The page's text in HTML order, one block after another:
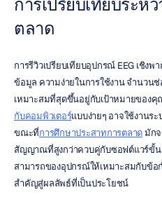
การเปรียบเทียบระห
ตลาด
การรีวิวเปรียบเทียบอุปกรณ์ EEG เชิ
ข้อมูล ความง่ายในการใช้งาน จำนวน
เหมาะสมที่สุดขึ้นอยู่กับเป้าหมายของคุ
กับคอมพิวเตอร์แบบง่ายๆ อาจใช้งาน
ขณะที่การศึกษาประสาทการตลาด มัก
สัญญาณที่สูงกว่าควบคู่กับซอฟต์แวร์ขั้น
สามารถของอุปกรณ์ให้เหมาะสมกับข้อ
สำคัญสู่ผลลัพธ์ที่เป็นประโยชน์